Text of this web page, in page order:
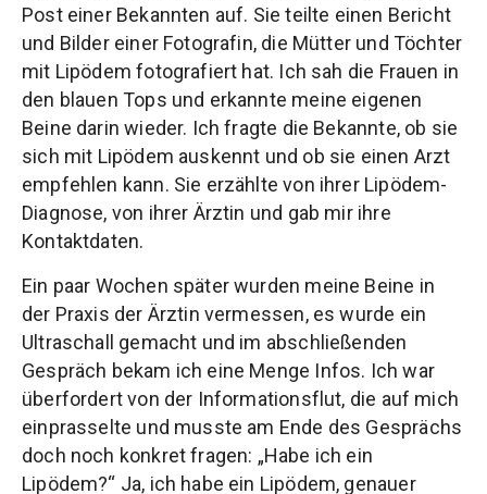
Post einer Bekannten auf. Sie teilte einen Bericht
und Bilder einer Fotografin, die Mütter und Töchter
mit Lipödem fotografiert hat. Ich sah die Frauen in
den blauen Tops und erkannte meine eigenen
Beine darin wieder. Ich fragte die Bekannte, ob sie
sich mit Lipödem auskennt und ob sie einen Arzt
empfehlen kann. Sie erzählte von ihrer Lipödem-
Diagnose, von ihrer Ärztin und gab mir ihre
Kontaktdaten.
Ein paar Wochen später wurden meine Beine in
der Praxis der Ärztin vermessen, es wurde ein
Ultraschall gemacht und im abschließenden
Gespräch bekam ich eine Menge Infos. Ich war
überfordert von der Informationsflut, die auf mich
einprasselte und musste am Ende des Gesprächs
doch noch konkret fragen: „Habe ich ein
Lipödem?“ Ja, ich habe ein Lipödem, genauer